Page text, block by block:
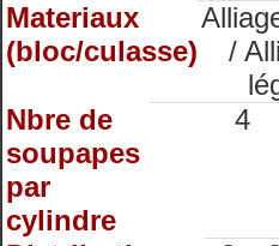
Materiaux
(bloc/culasse)
/
Nbre de
soupapes
par
cylindre
4